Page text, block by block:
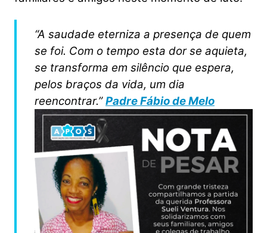
“A saudade eterniza a presença de quem
se foi. Com o tempo esta dor se aquieta,
se transforma em silêncio que espera,
pelos braços da vida, um dia
reencontrar.”Padre Fábio de Melo